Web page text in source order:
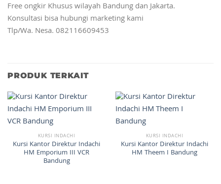
Free ongkir Khusus wilayah Bandung dan Jakarta.
Konsultasi bisa hubungi marketing kami
Tlp/Wa. Nesa. 082116609453
PRODUK TERKAIT
KURSI INDACHI
Kursi Kantor Direktur Indachi
HM Emporium III VCR
Bandung
KURSI INDACHI
Kursi Kantor Direktur Indachi
HM Theem I Bandung